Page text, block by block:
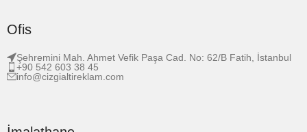
Ofis
Şehremini Mah. Ahmet Vefik Paşa Cad. No: 62/B Fatih, İstanbul
+90 542 603 38 45
info@cizgialtireklam.com